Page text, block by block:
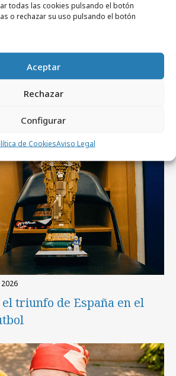
todas las cookies pulsando el botón
o rechazar su uso pulsando el botón
Aceptar
Rechazar
Configurar
de CookiesAviso Legal
Things, una
con Netflix
triunfo de España en el